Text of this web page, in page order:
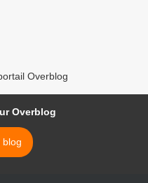
Overblog
Overblog
blog